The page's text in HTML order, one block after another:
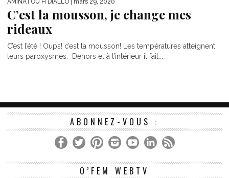
AMINATOU H DIALLO | mars 29, 2020
C’est la mousson, je change mes
rideaux
C’est l’été ! Oups! c’est la mousson! Les températures atteignent
leurs paroxysmes. Dehors et à l’intérieur il fait...
ABONNEZ-VOUS :
O’FEM WEBTV